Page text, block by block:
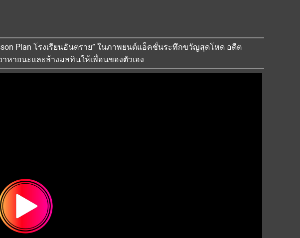
Plan โรงเรียนอันตราย” ในภาพยนต์แอ็คชั่นระทึกขวัญสุดโหด อดีต
หายนะและล้างมลทินให้เพื่อนของตัวเอง